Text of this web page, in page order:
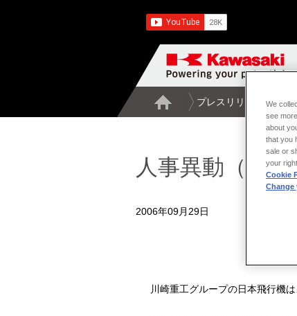
プレスリリース一覧
人事異動（日
2006年09月29日
川崎重工グループの日本飛行機
We
see
about
that you
sale or
your
Cookie
Change